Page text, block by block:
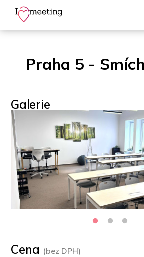
Praha 5 -
Galerie
Cena (bez DPH)